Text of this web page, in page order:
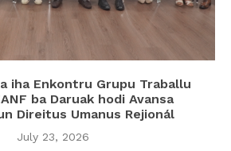
iha Enkontru Grupu Traballu
ba Daruak hodi Avansa
Direitus Umanus Rejionál
July 23, 2026